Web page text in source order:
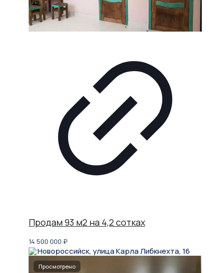
Продам 93 м2 на 4,2 сотках
14 500 000 ₽
Новороссийск, улица Карла Либкнехта, 16